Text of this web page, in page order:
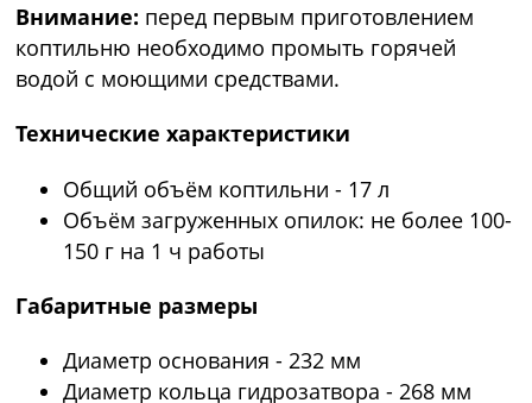
Внимание: перед первым приготовлением
коптильню необходимо промыть горячей
водой с моющими средствами.
Технические характеристики
Общий объём коптильни - 17 л
Объём загруженных опилок: не более 100-
150 г на 1 ч работы
Габаритные размеры
Диаметр основания - 232 мм
Диаметр кольца гидрозатвора - 268 мм